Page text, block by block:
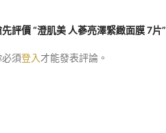
評價 “澄肌美 人蔘亮澤緊緻面膜 7片”
必須登入 才能發表評論。